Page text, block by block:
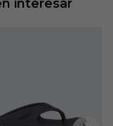
interesar